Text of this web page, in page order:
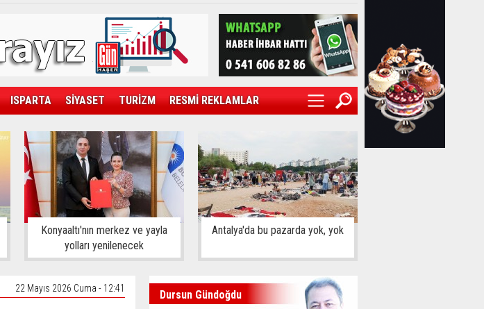
ISPARTA SİYASET TURİZM RESMİ REKLAMLAR
Konyaaltı'nın merkez ve yayla
yolları yenilenecek
Antalya'da bu pazarda yok, yok
22 Mayıs 2026 Cuma - 12:41
Dursun Gündoğdu